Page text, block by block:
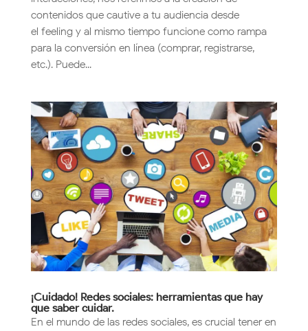
contenidos que cautive a tu audiencia desde
el feeling y al mismo tiempo funcione como rampa
para la conversión en línea (comprar, registrarse,
etc.). Puede...
¡Cuidado! Redes sociales: herramientas que hay
que saber cuidar.
En el mundo de las redes sociales, es crucial tener en